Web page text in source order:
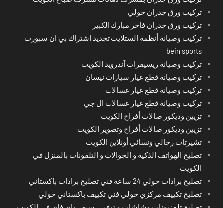
تركيب ورق جدران حولي
تركيب ورق جدران فاخر مبارك الكبير
تركيب وصيانة أنظمة الستلايت تجديد اشتراك بي ان سبورت
bein sports
تركيب وصيانة ريسيفرات آندرويد الكويت
تركيب وصيانة قطع غيار سيارات نيسان
تركيب وصيانة قطع غيار غسالات
تركيب وصيانة قطع غيار غسالات ال جي
تزيين وديكور صالات أفراح الكويت
تزيين وديكور صالات أفراح وتصوير الكويت
تشيرتات رجالي ونسائي أونلاين الكويت
تصليح الهواتف الذكية و الجوالات و التلفونات بالمنزل في
الكويت
تصليح برادات حولي 24 ساعة فني تصليح برادات باكستاني
تصليح تكييف مركزي حولي فني تكييف باكستاني حولي